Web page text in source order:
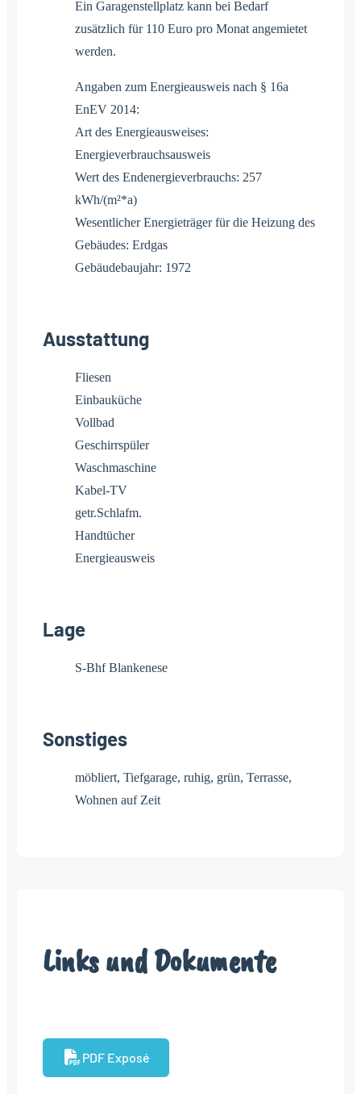
Ein Garagenstellplatz kann bei Bedarf
zusätzlich für 110 Euro pro Monat angemietet
werden.
Angaben zum Energieausweis nach § 16a
EnEV 2014:
Art des Energieausweises:
Energieverbrauchsausweis
Wert des Endenergieverbrauchs: 257
kWh/(m²*a)
Wesentlicher Energieträger für die Heizung des
Gebäudes: Erdgas
Gebäudebaujahr: 1972
Ausstattung
Fliesen
Einbauküche
Vollbad
Geschirrspüler
Waschmaschine
Kabel-TV
getr.Schlafm.
Handtücher
Energieausweis
Lage
S-Bhf Blankenese
Sonstiges
möbliert, Tiefgarage, ruhig, grün, Terrasse,
Wohnen auf Zeit
Links und Dokumente
PDF Exposé